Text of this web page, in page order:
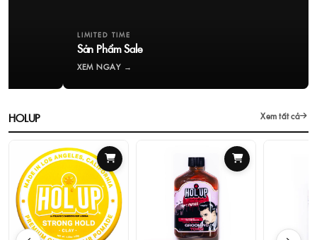
LIMITED TIME
Sản Phẩm Sale
XEM NGAY →
HOLUP Xem tất cả